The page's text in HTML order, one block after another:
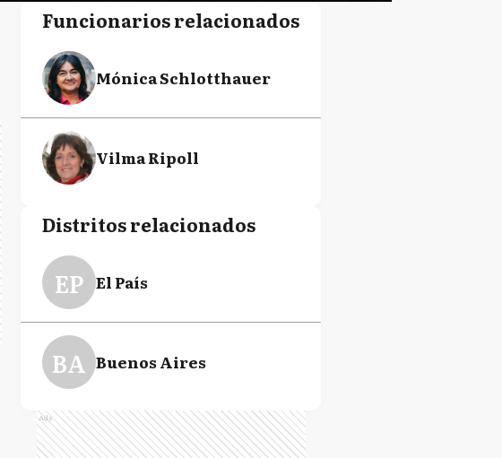
Funcionarios relacionados
Mónica Schlotthauer
Vilma Ripoll
Distritos relacionados
EP El País
BA Buenos Aires
Ads